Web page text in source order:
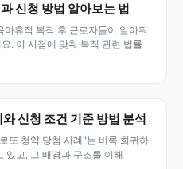
신청 방법 알아보는 법
휴직 복직 후 근로자들이 알아둬
. 이 시점에 맞춰 복직 관련 법률
신청 조건 기준 방법 분석
또 청약 당첨 사례"는 비록 희귀하
있고, 그 배경과 구조를 이해